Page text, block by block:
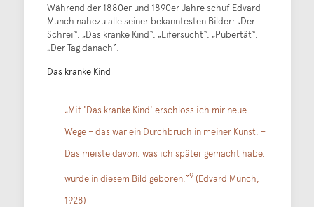
Während der 1880er und 1890er Jahre schuf Edvard
Munch nahezu alle seiner bekanntesten Bilder: „Der
Schrei“, „Das kranke Kind“, „Eifersucht“, „Pubertät“,
„Der Tag danach“.
Das kranke Kind
„Mit 'Das kranke Kind' erschloss ich mir neue
Wege – das war ein Durchbruch in meiner Kunst. –
Das meiste davon, was ich später gemacht habe,
wurde in diesem Bild geboren.“9(Edvard Munch,
1928)